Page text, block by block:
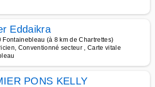
Eddaikra
Fontainebleau (à 8 km de Chartrettes)
Conventionné secteur , Carte vitale
PONS KELLY